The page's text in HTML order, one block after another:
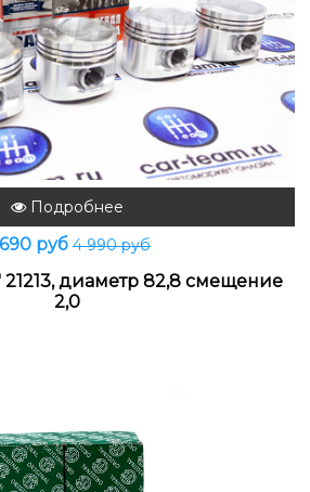
Подробнее
руб 4 990 руб
диаметр 82,8 смещение
2,0